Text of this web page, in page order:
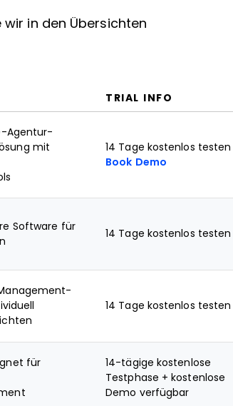
wir in den Übersichten
TRIAL INFO
Agentur-
mit
14 Tage kostenlos testen
Book Demo
Software für
14 Tage kostenlos testen
14 Tage kostenlos testen
für
14-tägige kostenlose
Testphase + kostenlose
Demo verfügbar